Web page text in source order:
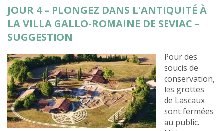
JOUR 4 – PLONGEZ DANS L'ANTIQUITÉ À
LA VILLA GALLO-ROMAINE DE SEVIAC –
SUGGESTION
Pour des
soucis de
conservation,
les grottes
de Lascaux
sont fermées
au public.